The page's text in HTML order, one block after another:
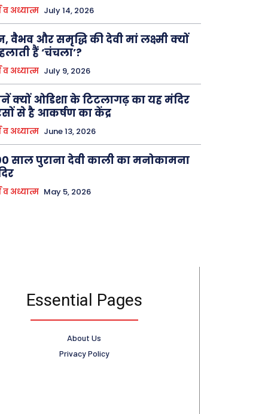
व अध्यात्म July 14, 2026
वैभव और समृद्धि की देवी मां लक्ष्मी क्यों
हैं ‘चंचला’?
व अध्यात्म July 9, 2026
क्यों ओडिशा के टिटलागढ़ का यह मंदिर
से है आकर्षण का केंद्र
व अध्यात्म June 13, 2026
साल पुराना देवी काली का मनोकामना
व अध्यात्म May 5, 2026
Essential Pages
About Us
Privacy Policy